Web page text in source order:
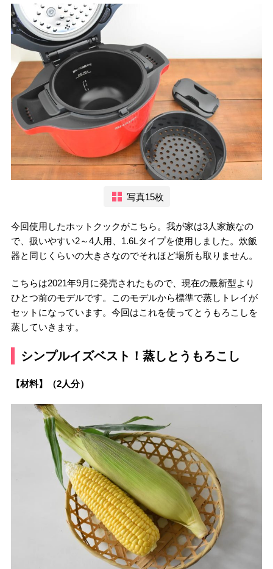
写真15枚
今回使用したホットクックがこちら。我が家は3人家族なの
で、扱いやすい2～4人用、1.6Lタイプを使用しました。炊飯
器と同じくらいの大きさなのでそれほど場所も取りません。
こちらは2021年9月に発売されたもので、現在の最新型より
ひとつ前のモデルです。このモデルから標準で蒸しトレイが
セットになっています。今回はこれを使ってとうもろこしを
蒸していきます。
シンプルイズベスト！蒸しとうもろこし
【材料】（2人分）